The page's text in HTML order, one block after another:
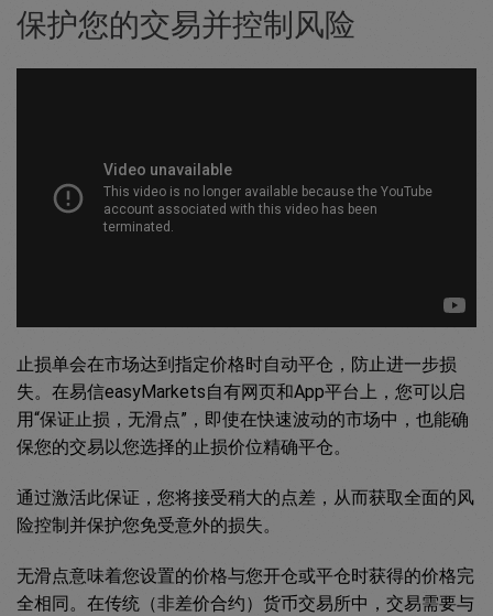
保护您的交易并控制风险
止损单会在市场达到指定价格时自动平仓，防止进一步损
失。在易信easyMarkets自有网页和App平台上，您可以启
用“保证止损，无滑点”，即使在快速波动的市场中，也能确
保您的交易以您选择的止损价位精确平仓。
通过激活此保证，您将接受稍大的点差，从而获取全面的风
险控制并保护您免受意外的损失。
无滑点意味着您设置的价格与您开仓或平仓时获得的价格完
全相同。在传统（非差价合约）货币交易所中，交易需要与